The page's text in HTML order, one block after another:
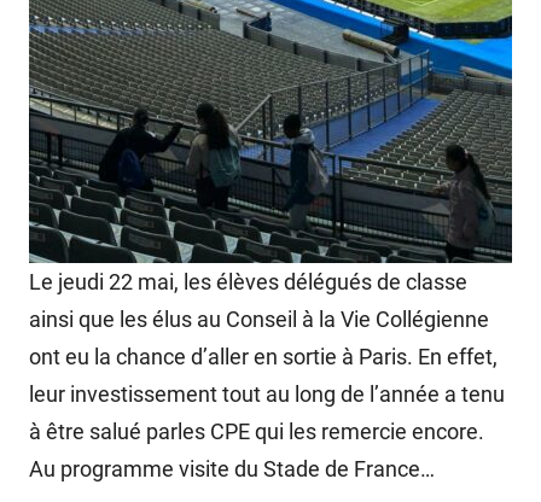
Le jeudi 22 mai, les élèves délégués de classe
ainsi que les élus au Conseil à la Vie Collégienne
ont eu la chance d’aller en sortie à Paris. En effet,
leur investissement tout au long de l’année a tenu
à être salué parles CPE qui les remercie encore.
Au programme visite du Stade de France…